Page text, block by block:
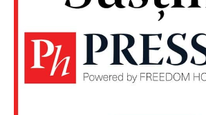
Proiecte editoriale
Rețea
Contact